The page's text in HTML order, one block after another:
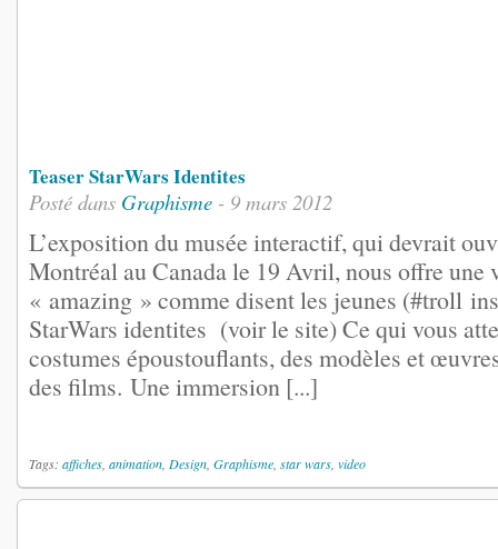
Teaser StarWars Identites
Posté dans Graphisme - 9 mars 2012
L’exposition du musée interactif, qui devrait
Montréal au Canada le 19 Avril, nous offre une
« amazing » comme disent les jeunes (#troll
StarWars identites (voir le site) Ce qui vous
costumes époustouflants, des modèles et
des films. Une immersion [...]
Tags: affiches animation Design Graphisme star wars video